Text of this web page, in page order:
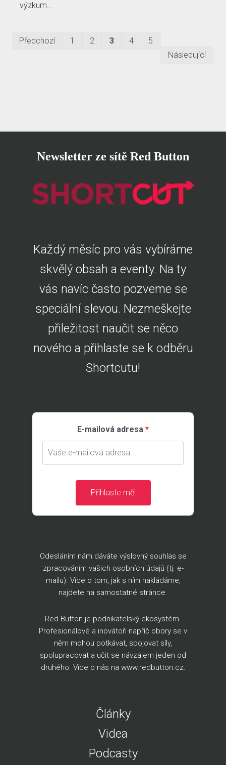
výzkum...
Předchozí 1 2 3 4
5
Následující
Newsletter ze sítě Red Button
Každý měsíc pro vás vybíráme
skvělý obsah a eventy. Na ty
vás navíc často pozveme se
speciální slevou. Nezmeškejte
přiležitost naučit se něco
nového a přihlaste se k odběru
Shortcutu!
E-mailová adresa
Přihlaste mě!
Odesláním nám dáváte výslovný souhlas se
zpracováním vašich osobních údajů (tj. e-
mailu). Více o tom, jak s ním nakládáme,
najdete na samostatné stránce.
Red Button je podnikatelský ekosystém.
Profesionálové a inovátoři napříč obory se v
něm mohou potkávat, spojovat síly,
spolupracovat a učit se návzájem jeden od
druhého. Více o nás na www.redbutton.cz.
Články
Videa
Podcasty